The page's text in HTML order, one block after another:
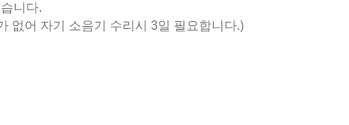
니다.
없어 자기 소음기 수리시 3일 필요합니다.)